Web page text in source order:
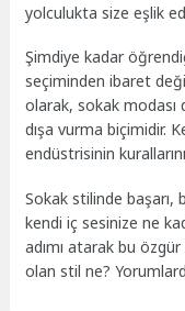
yolculukta size eşlik
Şimdiye kadar
seçiminden ibaret
olarak, sokak modası
dışa vurma biçimidir.
endüstrisinin
Sokak stilinde başarı,
kendi iç sesinize ne
adımı atarak bu
olan stil ne?